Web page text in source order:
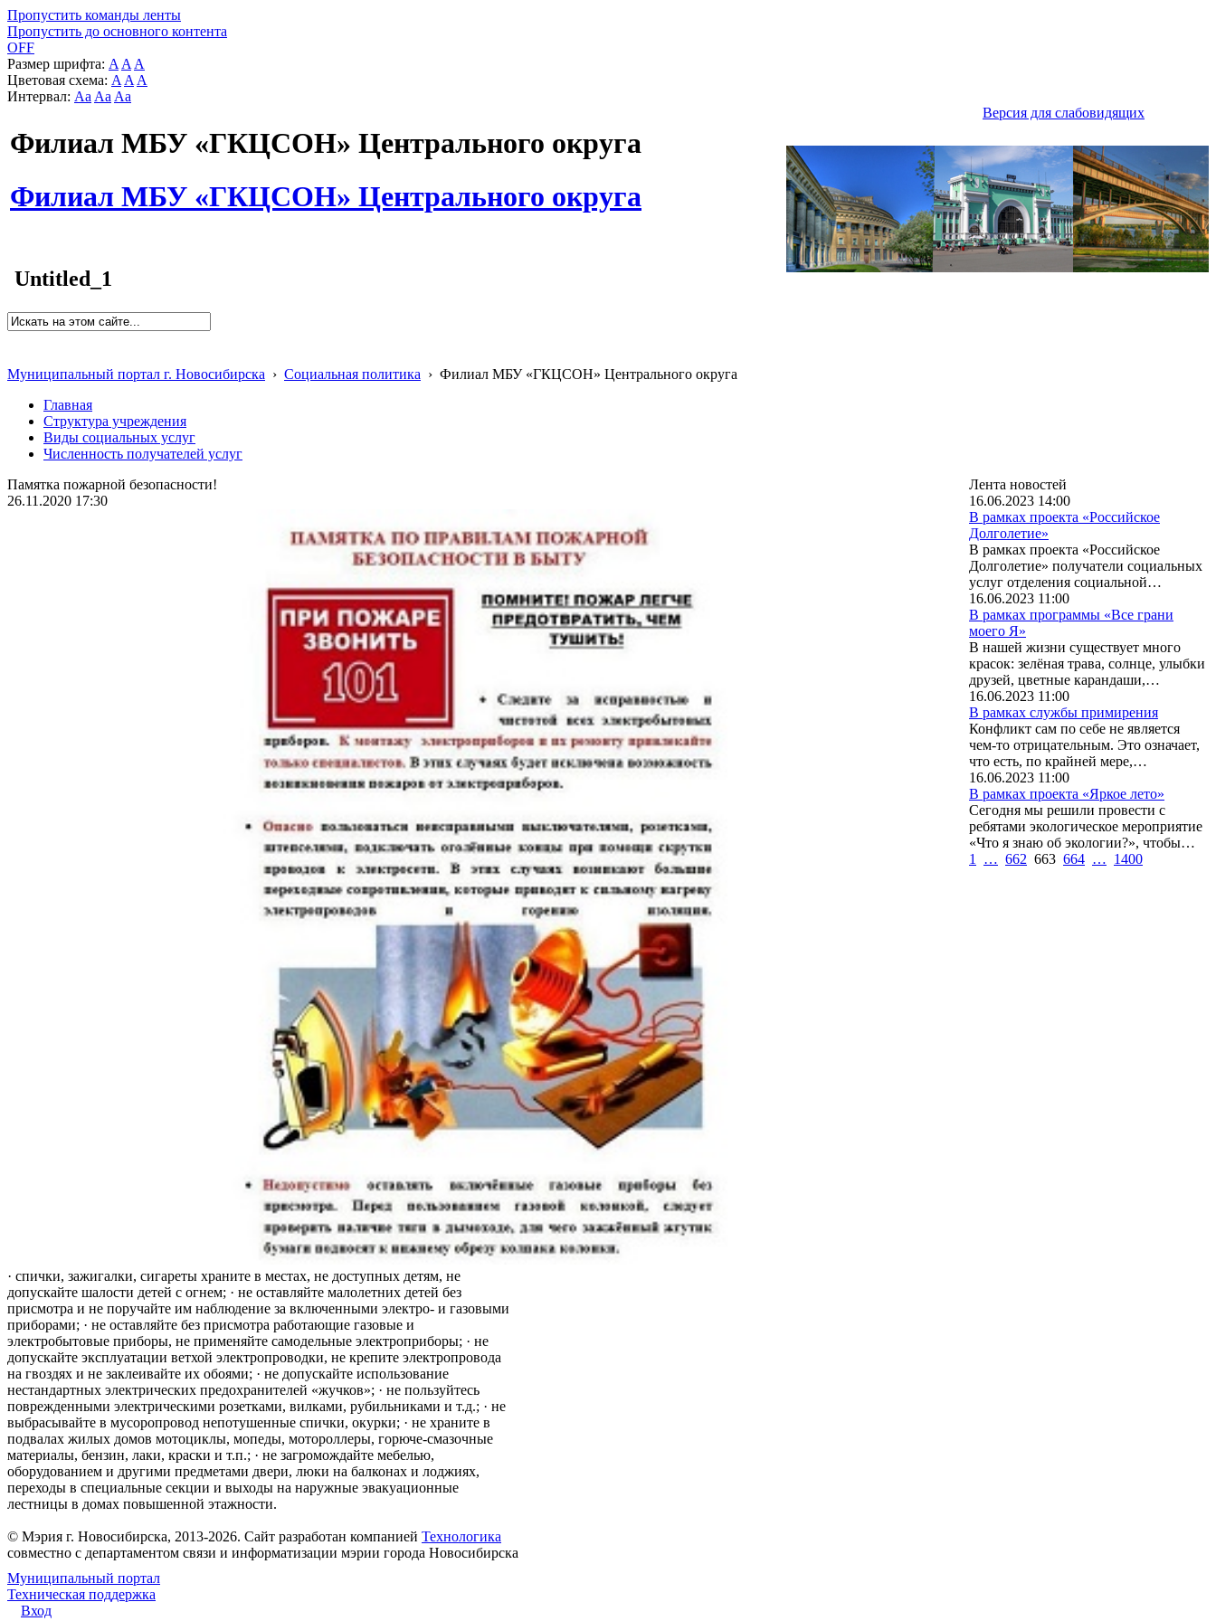
Пропустить команды ленты
Пропустить до основного контента
OFF
Размер шрифта: A A A
Цветовая схема: A A A
Интервал: Aa Aa Aa
Версия для слабовидящих
Филиал МБУ «ГКЦСОН» Центрального округа
Филиал МБУ «ГКЦСОН» Центрального округа
Untitled_1
Муниципальный портал г. Новосибирска › Социальная политика › Филиал МБУ «ГКЦСОН» Центрального округа
Главная
Структура учреждения
Виды социальных услуг
Численность получателей услуг
Памятка пожарной безопасности!
26.11.2020 17:30
· спички, зажигалки, сигареты храните в местах, не доступных детям, не
допускайте шалости детей с огнем; · не оставляйте малолетних детей без
присмотра и не поручайте им наблюдение за включенными электро- и газовыми
приборами; · не оставляйте без присмотра работающие газовые и
электробытовые приборы, не применяйте самодельные электроприборы; · не
допускайте эксплуатации ветхой электропроводки, не крепите электропровода
на гвоздях и не заклеивайте их обоями; · не допускайте использование
нестандартных электрических предохранителей «жучков»; · не пользуйтесь
поврежденными электрическими розетками, вилками, рубильниками и т.д.; · не
выбрасывайте в мусоропровод непотушенные спички, окурки; · не храните в
подвалах жилых домов мотоциклы, мопеды, мотороллеры, горюче-смазочные
материалы, бензин, лаки, краски и т.п.; · не загромождайте мебелью,
оборудованием и другими предметами двери, люки на балконах и лоджиях,
переходы в специальные секции и выходы на наружные эвакуационные
лестницы в домах повышенной этажности.
Лента новостей
16.06.2023 14:00
В рамках проекта «Российское
Долголетие»
В рамках проекта «Российское
Долголетие» получатели социальных
услуг отделения социальной…
16.06.2023 11:00
В рамках программы «Все грани
моего Я»
В нашей жизни существует много
красок: зелёная трава, солнце, улыбки
друзей, цветные карандаши,…
16.06.2023 11:00
В рамках службы примирения
Конфликт сам по себе не является
чем-то отрицательным. Это означает,
что есть, по крайней мере,…
16.06.2023 11:00
В рамках проекта «Яркое лето»
Сегодня мы решили провести с
ребятами экологическое мероприятие
«Что я знаю об экологии?», чтобы…
1
… 662 663 664 … 1400
© Мэрия г. Новосибирска, 2013-2026. Сайт разработан компанией Технологика
совместно с департаментом связи и информатизации мэрии города Новосибирска
Муниципальный портал
Техническая поддержка
Вход